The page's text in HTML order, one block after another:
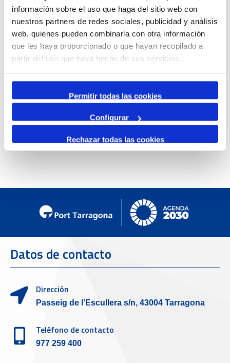
información sobre el uso que haga del sitio web con
nuestros partners de redes sociales, publicidad y análisis
web, quienes pueden combinarla con otra información
que les haya proporcionado o que hayan recopilado a
partir del uso que haya hecho de sus servicios.
Permitir todas las cookies
Configurar
Rechazar todas las cookies
Mensual
Ir al mes específico
Día Anterior
Siguiente Día
Datos de contacto
Dirección
Passeig de l'Escullera s/n, 43004 Tarragona
Teléfono de contacto
977 259 400